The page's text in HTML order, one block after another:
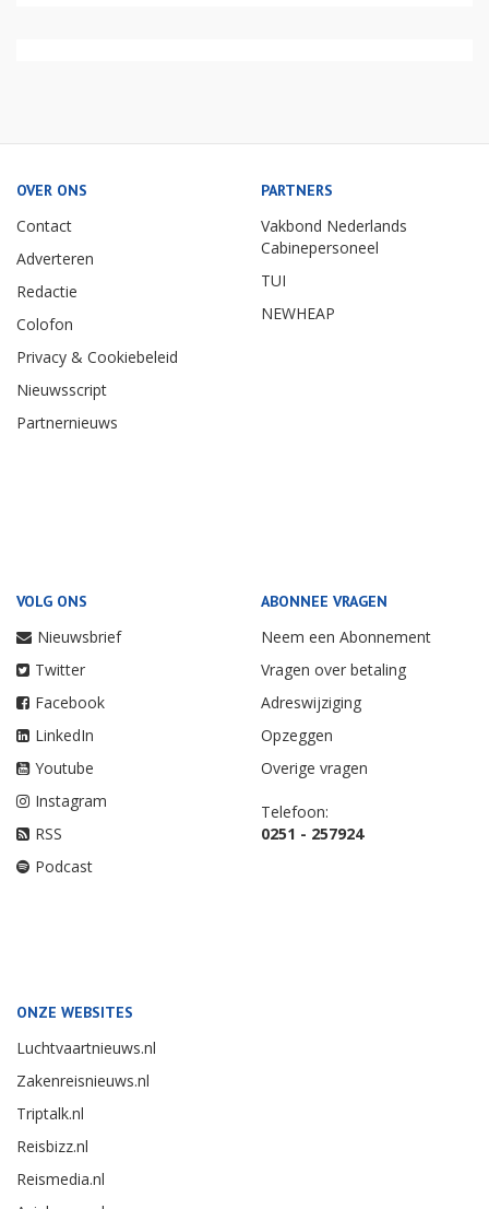
OVER ONS
Contact
Adverteren
Redactie
Colofon
Privacy & Cookiebeleid
Nieuwsscript
Partnernieuws
PARTNERS
Vakbond Nederlands
Cabinepersoneel
TUI
NEWHEAP
VOLG ONS
Nieuwsbrief
Twitter
Facebook
LinkedIn
Youtube
Instagram
RSS
Podcast
ABONNEE VRAGEN
Neem een Abonnement
Vragen over betaling
Adreswijziging
Opzeggen
Overige vragen
Telefoon:
0251 - 257924
ONZE WEBSITES
Luchtvaartnieuws.nl
Zakenreisnieuws.nl
Triptalk.nl
Reisbizz.nl
Reismedia.nl